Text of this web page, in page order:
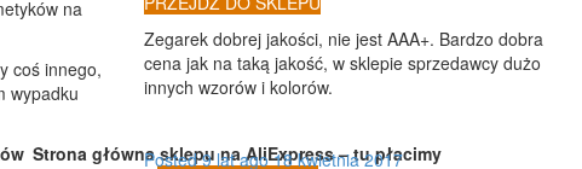
na
coś innego,
wypadku
Strona główna sklepu na AliExpress – tu płacimy
Zegarek dobrej jakości, nie jest AAA+. Bardzo dobra
cena jak na taką jakość, w sklepie sprzedawcy dużo
innych wzorów i kolorów.
Posted 9 latago 18 kwietnia 2017